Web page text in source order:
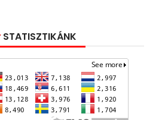
STATISZTIKÁNK